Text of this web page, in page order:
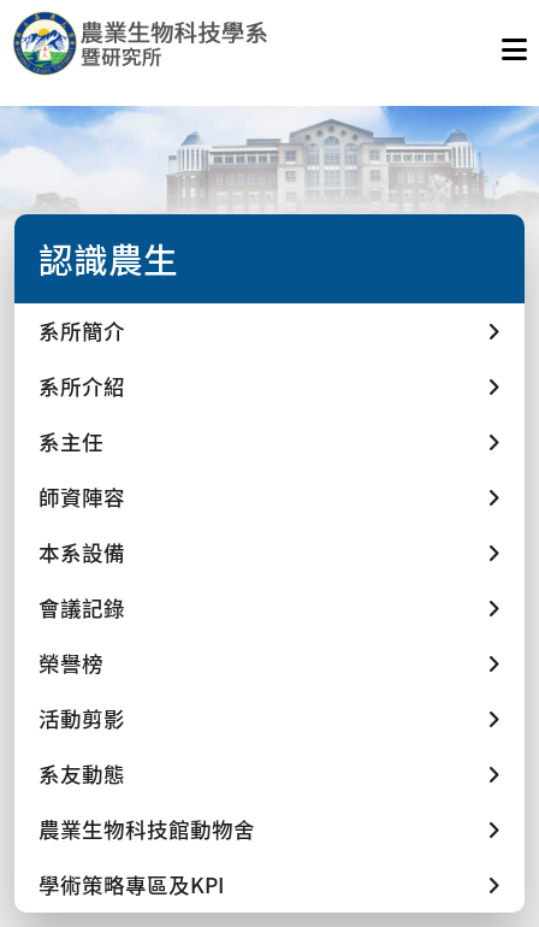
認識農生
系所簡介
系所介紹
系主任
師資陣容
本系設備
會議記錄
榮譽榜
活動剪影
系友動態
農業生物科技館動物舍
學術策略專區及KPI